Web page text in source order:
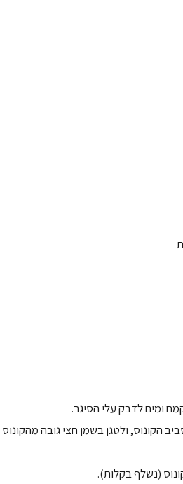
הקונוס, ולטגן בשמן חצי גובה מהקונוס